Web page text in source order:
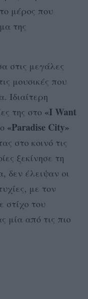
μέρος που
της
στις μεγάλες
μουσικές που
Ιδιαίτερη
της στο «I Want
«Paradise City»
στο κοινό τις
ξεκίνησε τη
δεν έλειψαν οι
με τον
στίχο του
μία από τις πιο